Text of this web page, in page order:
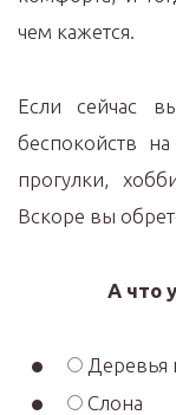
чем кажется.
Если сейчас
беспокойств
прогулки,
Вскоре вы
А что
Деревья
Слона